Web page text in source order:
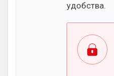
удобства.